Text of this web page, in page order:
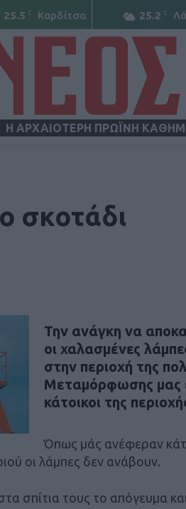
25.5 C Καρδίτσα 25.2 C
Η ΑΡΧΑΙΟΤΕΡΗ ΠΡΩΪΝΗ
σκοτάδι
Την ανάγκη να
οι χαλασμένες
στην περιοχή της
Μεταμόρφωσης μας
κάτοικοι της
Όπως μάς ανέφεραν
οι λάμπες δεν ανάβουν.
σπίτια τους το απόγευμα